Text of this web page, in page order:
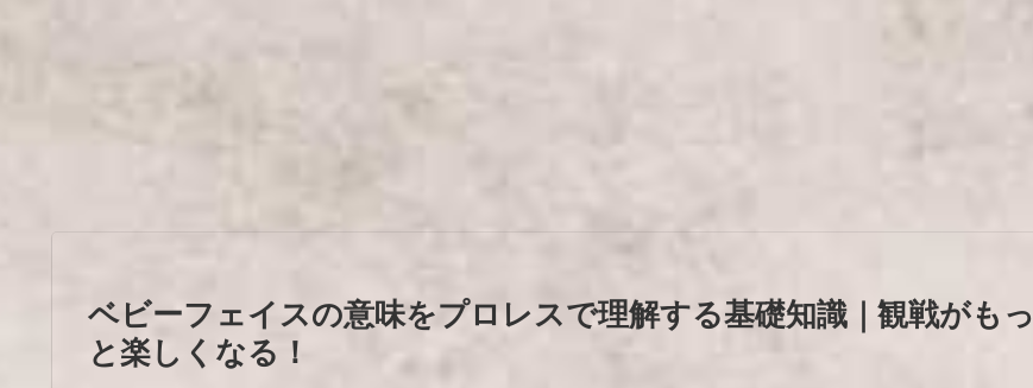
ベビーフェイスの意味をプロレスで理解する基礎知識｜観戦がもっ
と楽しくなる！